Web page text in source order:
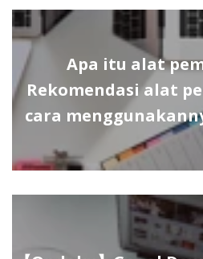
Apa itu alat
Rekomendasi alat
cara